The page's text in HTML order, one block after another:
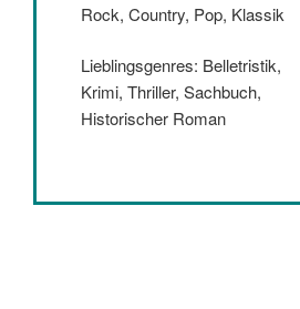
Rock, Country, Pop, Klassik
Lieblingsgenres: Belletristik,
Krimi, Thriller, Sachbuch,
Historischer Roman